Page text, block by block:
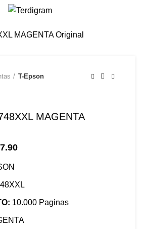
T-Epson
MAGENTA
10.000 Paginas